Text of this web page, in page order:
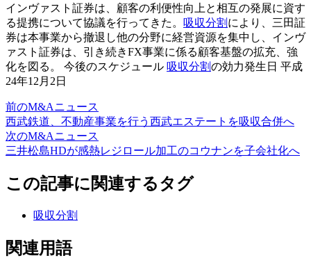
インヴァスト証券は、顧客の利便性向上と相互の発展に資す
る提携について協議を行ってきた。 吸収分割 により、三田証
券は本事業から撤退し他の分野に経営資源を集中し、インヴ
ァスト証券は、引き続きFX事業に係る顧客基盤の拡充、強
化を図る。 今後のスケジュール 吸収分割の効力発生日 平成
24年12月2日
前のM&Aニュース
西武鉄道、不動産事業を行う西武エステートを吸収合併へ
次のM&Aニュース
三井松島HDが感熱レジロール加工のコウナンを子会社化へ
この記事に関連するタグ
吸収分割
関連用語